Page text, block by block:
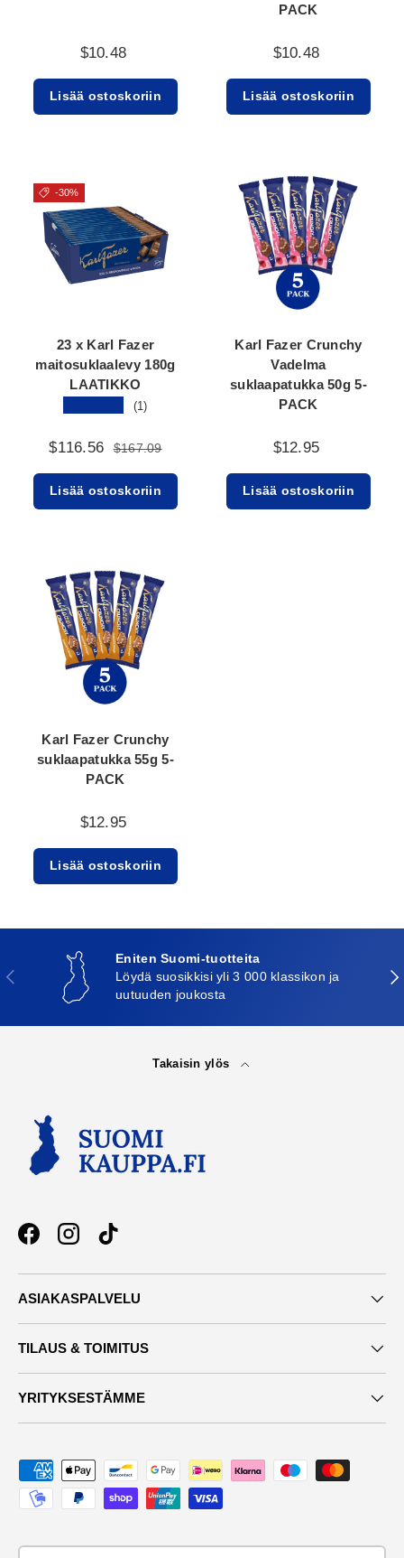
$10.48
Lisää ostoskoriin
PACK
$10.48
Lisää ostoskoriin
-30%
23 x Karl Fazer
maitosuklaalevy 180g
LAATIKKO
(1)
$116.56 $167.09
Lisää ostoskoriin
Karl Fazer Crunchy
Vadelma
suklaapatukka 50g 5-
PACK
$12.95
Lisää ostoskoriin
Karl Fazer Crunchy
suklaapatukka 55g 5-
PACK
$12.95
Lisää ostoskoriin
Edellinen
Eniten Suomi-tuotteita
Löydä suosikkisi yli 3 000 klassikon ja
uutuuden joukosta
Takaisin ylös
FacebookInstagramTikTok
ASIAKASPALVELU
TILAUS & TOIMITUS
YRITYKSESTÄMME
Maksutavat
Maa